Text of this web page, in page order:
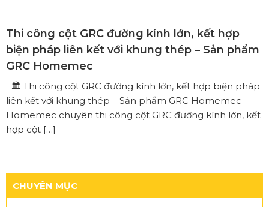
Thi công cột GRC đường kính lớn, kết hợp
biện pháp liên kết với khung thép – Sản phẩm
GRC Homemec
🏛️ Thi công cột GRC đường kính lớn, kết hợp biện pháp
liên kết với khung thép – Sản phẩm GRC Homemec
Homemec chuyên thi công cột GRC đường kính lớn, kết
hợp cột […]
CHUYÊN MỤC